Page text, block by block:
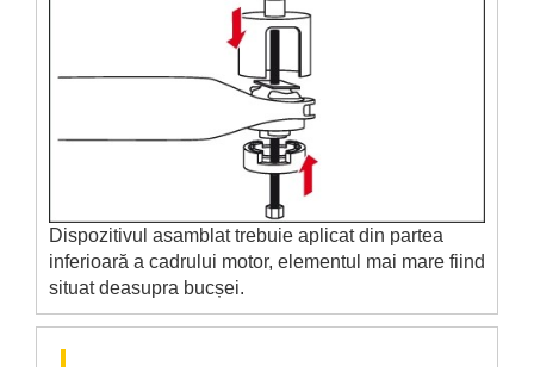
Dispozitivul asamblat trebuie aplicat din partea
inferioară a cadrului motor, elementul mai mare fiind
situat deasupra bucșei.